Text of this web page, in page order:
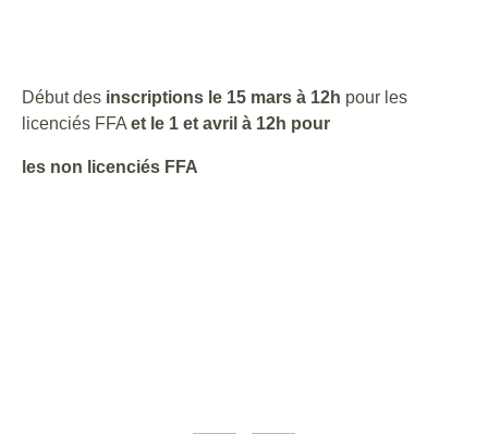
Début des inscriptions le 15 mars à 12h pour les
licenciés FFA et le 1 et avril à 12h pour
les non licenciés FFA